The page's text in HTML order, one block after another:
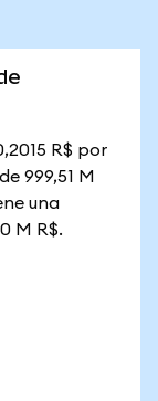
R$ por
999,51 M
una
M R$.